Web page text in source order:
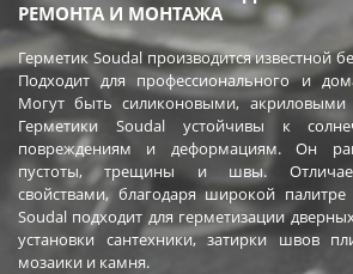
РЕМОНТА И МОНТАЖА
Герметик Soudal производится известной
Подходит для профессионального и
Могут быть силиконовыми, акриловыми
Герметики Soudal устойчивы к
повреждениям и деформациям. Он
пустоты, трещины и швы.
свойствами, благодаря широкой палитре
Soudal подходит для герметизации
установки сантехники, затирки швов
мозаики и камня.